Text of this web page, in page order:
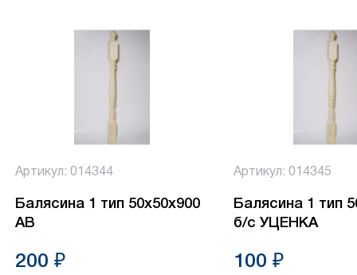
Артикул: 014344
Балясина 1 тип 50х50х900
АВ
200 ₽
Артикул: 014345
Балясина 1 тип
б/с УЦЕНКА
100 ₽